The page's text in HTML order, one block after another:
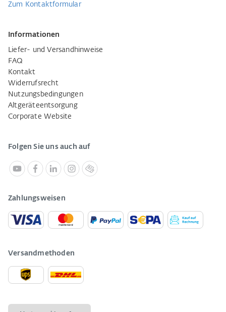
Zum Kontaktformular
Informationen
Liefer- und Versandhinweise
FAQ
Kontakt
Widerrufsrecht
Nutzungsbedingungen
Altgeräteentsorgung
Corporate Website
Folgen Sie uns auch auf
Zahlungsweisen
Versandmethoden